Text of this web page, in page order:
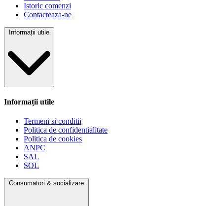
Istoric comenzi
Contacteaza-ne
Informații utile
Informații utile
Termeni si conditii
Politica de confidentialitate
Politica de cookies
ANPC
SAL
SOL
Consumatori & socializare